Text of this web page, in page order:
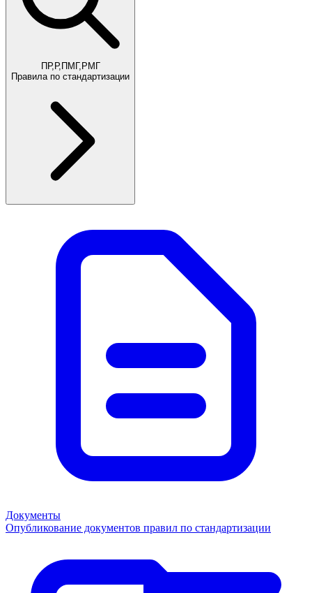
ПР,Р,ПМГ,РМГ
Правила по стандартизации
Документы
Опубликование документов правил по стандартизации